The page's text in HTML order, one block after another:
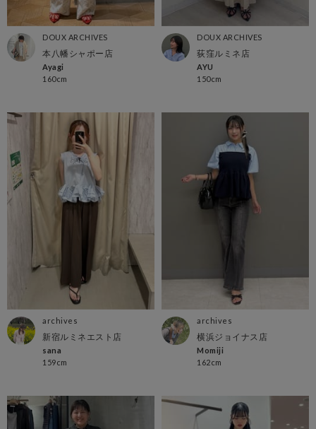
DOUX ARCHIVES
本八幡シャポー店
Ayagi
160cm
DOUX ARCHIVES
荻窪ルミネ店
AYU
150cm
archives
新宿ルミネエスト店
sana
159cm
archives
横浜ジョイナス店
Momiji
162cm